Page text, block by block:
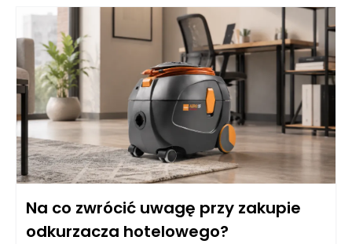
funkcjonalne. Meble na wymiar mogą być stworzone z myślą
o konkretnej przestrzeni, co sprawia, że możemy maksymalnie
wykorzystać każdy centymetr. Co więcej, dzięki elastyczności
w wyborze materiałów i wzorów, stworzone meble mogą
odzwierciedlać osobowość ich właściciela oraz
harmonizować z resztą wnętrza.
Na co zwrócić uwagę przy zakupie
odkurzacza hotelowego?